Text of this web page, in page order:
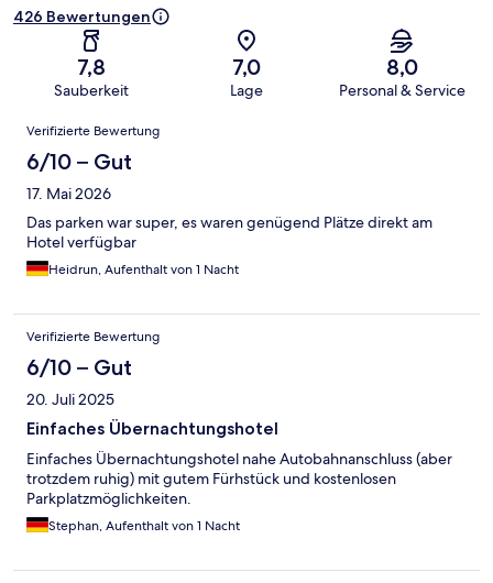
426 Bewertungen
7,8
Sauberkeit
7,0
Lage
8,0
Personal & Service
Bewertungen
Verifizierte Bewertung
6/10 – Gut
17. Mai 2026
Das parken war super, es waren genügend Plätze direkt am
Hotel verfügbar
Heidrun, Aufenthalt von 1 Nacht
Verifizierte Bewertung
6/10 – Gut
20. Juli 2025
Einfaches Übernachtungshotel
Einfaches Übernachtungshotel nahe Autobahnanschluss (aber
trotzdem ruhig) mit gutem Fürhstück und kostenlosen
Parkplatzmöglichkeiten.
Stephan, Aufenthalt von 1 Nacht